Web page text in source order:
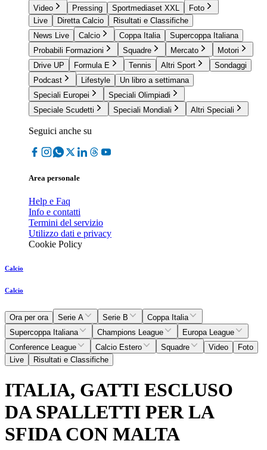
Video Pressing Sportmediaset XXL
Foto
Live
Diretta Calcio
Risultati e Classifiche
News Live
Calcio Coppa Italia
Supercoppa Italiana
Probabili Formazioni
Squadre Mercato
Motori
Drive UP
Formula E Tennis Altri Sport
Sondaggi
Podcast
Lifestyle
Un libro a settimana
Speciali Europei
Speciali Olimpiadi
Speciale Scudetti
Speciali Mondiali Altri Speciali
Seguici anche su
Area personale
Help e Faq
Info e contatti
Termini del servizio
Utilizzo dati e privacy
Cookie Policy
Calcio
Calcio
Ora per ora Serie A Serie B
Coppa Italia
Supercoppa Italiana
Champions League
Europa League
Conference League
Calcio Estero Squadre Video
Foto
Live
Risultati e Classifiche
ITALIA, GATTI ESCLUSO
DA SPALLETTI PER LA
SFIDA CON MALTA